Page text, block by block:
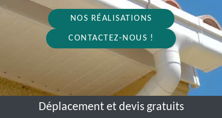
NOS RÉALISATIONS
CONTACTEZ-NOUS !
Déplacement et devis gratuits